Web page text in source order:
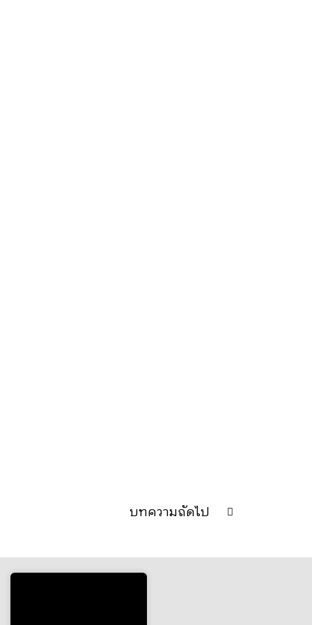
บทความถัดไป